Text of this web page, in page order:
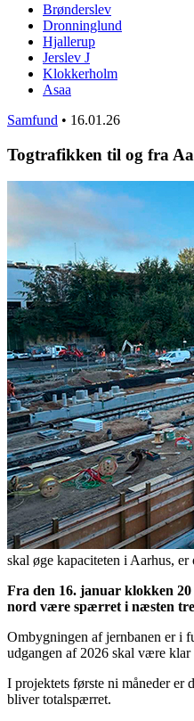
Brønderslev
Dronninglund
Hjallerup
Jerslev J
Klokkerholm
Asaa
Samfund • 16.01.26
Togtrafikken til og fra
skal øge kapaciteten i Aarhus,
Fra den 16. januar klokken
nord være spærret i næsten
Ombygningen af jernbanen er i
udgangen af 2026 skal være
I projektets første ni måneder
bliver totalspærret.